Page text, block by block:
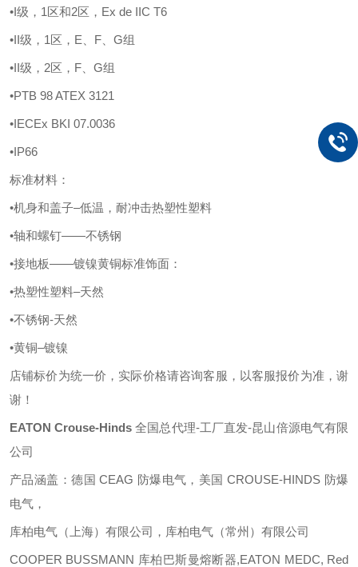
•I级，1区和2区，Ex de IIC T6
•II级，1区，E、F、G组
•II级，2区，F、G组
•PTB 98 ATEX 3121
•IECEx BKI 07.0036
•IP66
标准材料：
•机身和盖子–低温，耐冲击热塑性塑料
•轴和螺钉——不锈钢
•接地板——镀镍黄铜标准饰面：
•热塑性塑料–天然
•不锈钢-天然
•黄铜–镀镍
店铺标价为统一价，实际价格请咨询客服，以客服报价为准，谢
谢！
EATON Crouse-Hinds全国总代理-工厂直发-昆山倍源电气有限
公司
产品涵盖：德国 CEAG 防爆电气，美国 CROUSE-HINDS 防爆
电气，
库柏电气（上海）有限公司，库柏电气（常州）有限公司
COOPER BUSSMANN 库柏巴斯曼熔断器,EATON MEDC, Red